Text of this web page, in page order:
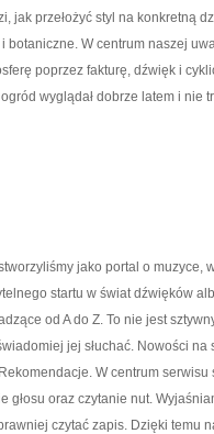
jak przełożyć styl na konkretną
i botaniczne. W centrum naszej
poprzez fakturę, dźwięk i
wyglądał dobrze latem i nie
jako portal o muzyce,
startu w świat dźwięków
od A do Z. To nie jest
jej słuchać. Nowości
W centrum
głosu oraz czytanie nut.
czytać zapis. Dzięki temu